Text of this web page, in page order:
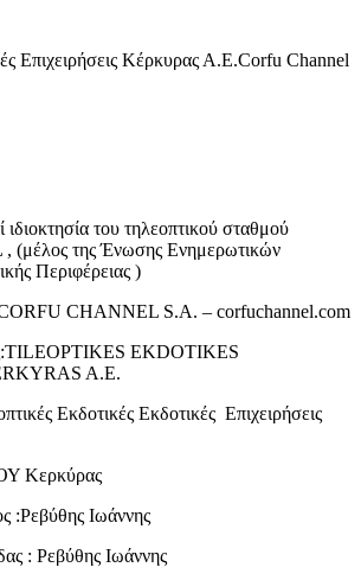
Επιχειρήσεις Κέρκυρας Α.Ε.Corfu Channel
ιδιοκτησία του τηλεοπτικού σταθμού
της Ένωσης Ενημερωτικών
Περιφέρειας )
: CORFU CHANNEL S.A. – corfuchannel.com
EKDOTIKES
A.E.
Εκδοτικές Εκδοτικές Επιχειρήσεις
Κερκύρας
:Ρεβύθης Ιωάννης
: Ρεβύθης Ιωάννης